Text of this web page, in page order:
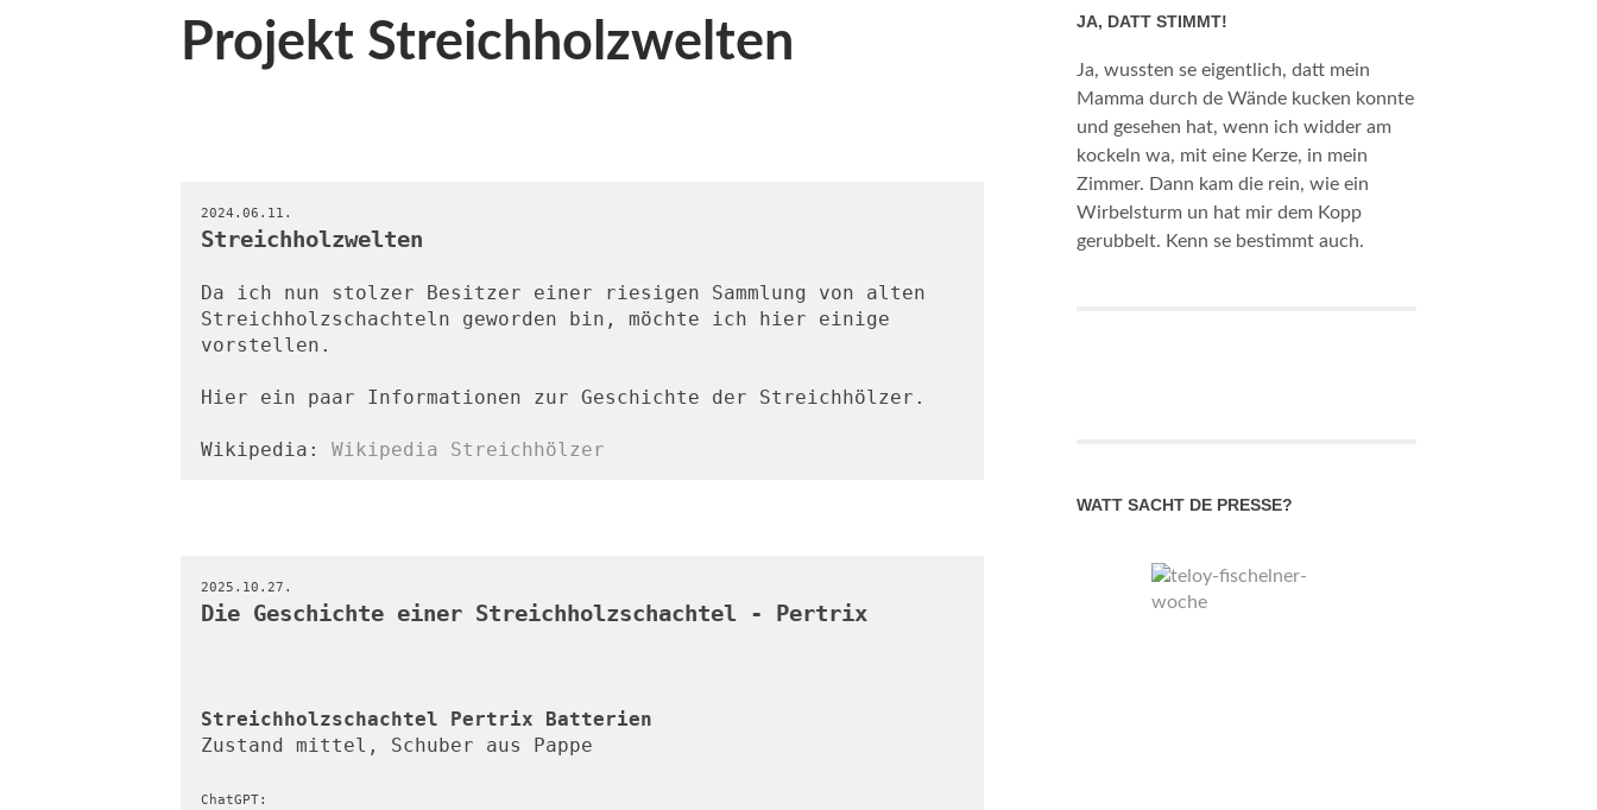
Projekt Streichholzwelten
2024.06.11.
Streichholzwelten
Da ich nun stolzer Besitzer einer riesigen Sammlung von alten
Streichholzschachteln geworden bin, möchte ich hier einige
vorstellen.
Hier ein paar Informationen zur Geschichte der Streichhölzer.
Wikipedia: Wikipedia Streichhölzer
2025.10.27.
Die Geschichte einer Streichholzschachtel - Pertrix
Streichholzschachtel Pertrix Batterien
Zustand mittel, Schuber aus Pappe
ChatGPT:
JA, DATT STIMMT!
Ja, wussten se eigentlich, datt mein
Mamma durch de Wände kucken konnte
und gesehen hat, wenn ich widder am
kockeln wa, mit eine Kerze, in mein
Zimmer. Dann kam die rein, wie ein
Wirbelsturm un hat mir dem Kopp
gerubbelt. Kenn se bestimmt auch.
WATT SACHT DE PRESSE?